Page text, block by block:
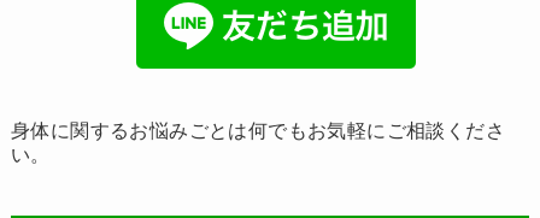
身体に関するお悩みごとは何でもお気軽にご相談くださ
い。